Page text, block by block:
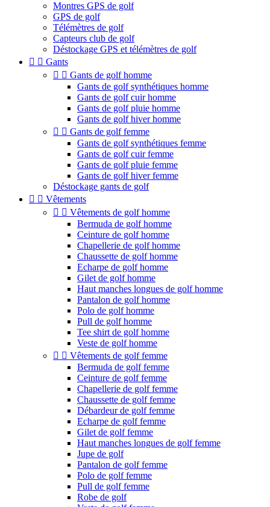
Montres GPS de golf
GPS de golf
Télémètres de golf
Capteurs club de golf
Déstockage GPS et télémètres de golf
  Gants
  Gants de golf homme
Gants de golf synthétiques homme
Gants de golf cuir homme
Gants de golf pluie homme
Gants de golf hiver homme
  Gants de golf femme
Gants de golf synthétiques femme
Gants de golf cuir femme
Gants de golf pluie femme
Gants de golf hiver femme
Déstockage gants de golf
  Vêtements
  Vêtements de golf homme
Bermuda de golf homme
Ceinture de golf homme
Chapellerie de golf homme
Chaussette de golf homme
Echarpe de golf homme
Gilet de golf homme
Haut manches longues de golf homme
Pantalon de golf homme
Polo de golf homme
Pull de golf homme
Tee shirt de golf homme
Veste de golf homme
  Vêtements de golf femme
Bermuda de golf femme
Ceinture de golf femme
Chapellerie de golf femme
Chaussette de golf femme
Débardeur de golf femme
Echarpe de golf femme
Gilet de golf femme
Haut manches longues de golf femme
Jupe de golf
Pantalon de golf femme
Polo de golf femme
Pull de golf femme
Robe de golf